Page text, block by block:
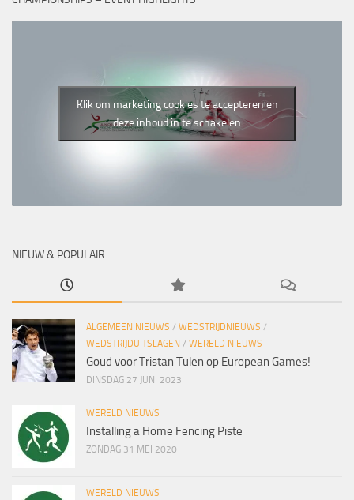
Klik om marketing cookies te accepteren en
deze inhoud in te schakelen
NIEUW & POPULAIR
ALGEMEEN NIEUWS / WEDSTRIJDNIEUWS /
WEDSTRIJDUITSLAGEN / WERELD NIEUWS
Goud voor Tristan Tulen op European Games!
DINSDAG 27 JUNI 2023
WERELD NIEUWS
Installing a Home Fencing Piste
ZONDAG 31 MEI 2020
WERELD NIEUWS